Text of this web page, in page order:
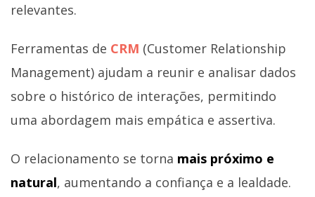
relevantes.
Ferramentas de CRM (Customer Relationship
Management) ajudam a reunir e analisar dados
sobre o histórico de interações, permitindo
uma abordagem mais empática e assertiva.
O relacionamento se torna mais próximo e
natural, aumentando a confiança e a lealdade.